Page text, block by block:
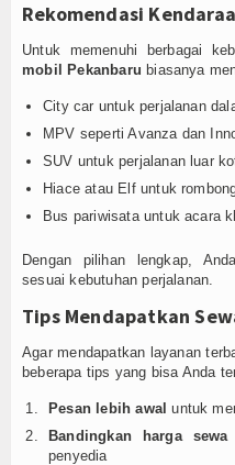
Rekomendasi
Untuk memenuhi berbagai
mobil Pekanbaru biasanya
City car untuk perjalanan
MPV seperti Avanza dan
SUV untuk perjalanan luar
Hiace atau Elf untuk
Bus pariwisata untuk acara
Dengan pilihan lengkap,
sesuai kebutuhan perjalanan.
Tips Mendapatkan
Agar mendapatkan layanan
beberapa tips yang bisa Anda
Pesan lebih awal untuk
Bandingkan harga
penyedia